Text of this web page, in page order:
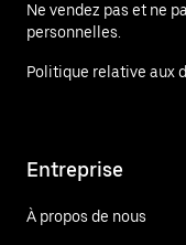
Ne vendez pas et ne
personnelles.
Politique relative aux
Entreprise
À propos de nous